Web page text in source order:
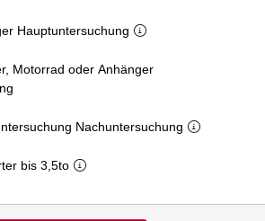
Hauptuntersuchung
Motorrad oder Anhänger
Nachuntersuchung
bis 3,5to